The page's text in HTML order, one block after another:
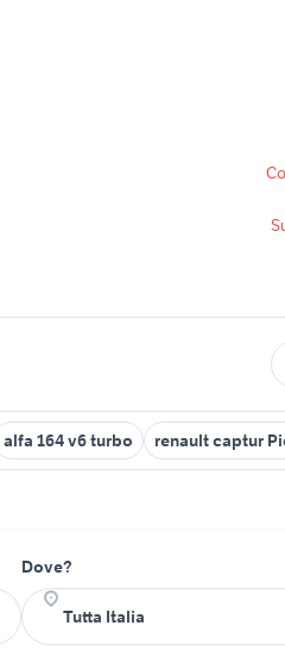
alfa 164 v6 turbo renault captur
Dove?